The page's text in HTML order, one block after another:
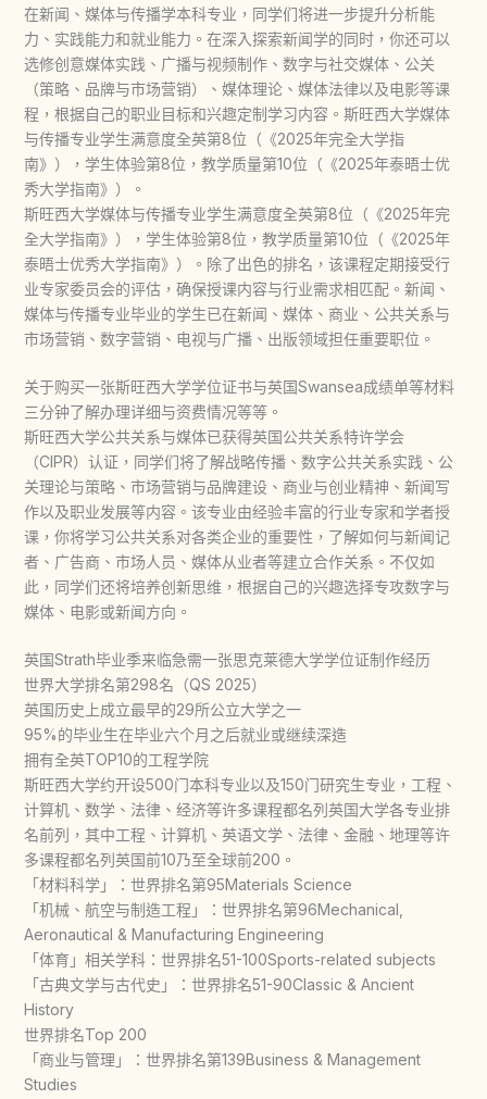
在新闻、媒体与传播学本科专业，同学们将进一步提升分析能
力、实践能力和就业能力。在深入探索新闻学的同时，你还可以
选修创意媒体实践、广播与视频制作、数字与社交媒体、公关
（策略、品牌与市场营销）、媒体理论、媒体法律以及电影等课
程，根据自己的职业目标和兴趣定制学习内容。斯旺西大学媒体
与传播专业学生满意度全英第8位（《2025年完全大学指
南》），学生体验第8位，教学质量第10位（《2025年泰晤士优
秀大学指南》）。
斯旺西大学媒体与传播专业学生满意度全英第8位（《2025年完
全大学指南》），学生体验第8位，教学质量第10位（《2025年
泰晤士优秀大学指南》）。除了出色的排名，该课程定期接受行
业专家委员会的评估，确保授课内容与行业需求相匹配。新闻、
媒体与传播专业毕业的学生已在新闻、媒体、商业、公共关系与
市场营销、数字营销、电视与广播、出版领域担任重要职位。
关于购买一张斯旺西大学学位证书与英国Swansea成绩单等材料
三分钟了解办理详细与资费情况等等。
斯旺西大学公共关系与媒体已获得英国公共关系特许学会
（CIPR）认证，同学们将了解战略传播、数字公共关系实践、公
关理论与策略、市场营销与品牌建设、商业与创业精神、新闻写
作以及职业发展等内容。该专业由经验丰富的行业专家和学者授
课，你将学习公共关系对各类企业的重要性，了解如何与新闻记
者、广告商、市场人员、媒体从业者等建立合作关系。不仅如
此，同学们还将培养创新思维，根据自己的兴趣选择专攻数字与
媒体、电影或新闻方向。
英国Strath毕业季来临急需一张思克莱德大学学位证制作经历
世界大学排名第298名（QS 2025）
英国历史上成立最早的29所公立大学之一
95%的毕业生在毕业六个月之后就业或继续深造
拥有全英TOP10的工程学院
斯旺西大学约开设500门本科专业以及150门研究生专业，工程、
计算机、数学、法律、经济等许多课程都名列英国大学各专业排
名前列，其中工程、计算机、英语文学、法律、金融、地理等许
多课程都名列英国前10乃至全球前200。
「材料科学」：世界排名第95Materials Science
「机械、航空与制造工程」：世界排名第96Mechanical,
Aeronautical & Manufacturing Engineering
「体育」相关学科：世界排名51-100Sports-related subjects
「古典文学与古代史」：世界排名51-90Classic & Ancient
History
世界排名Top 200
「商业与管理」：世界排名第139Business & Management
Studies